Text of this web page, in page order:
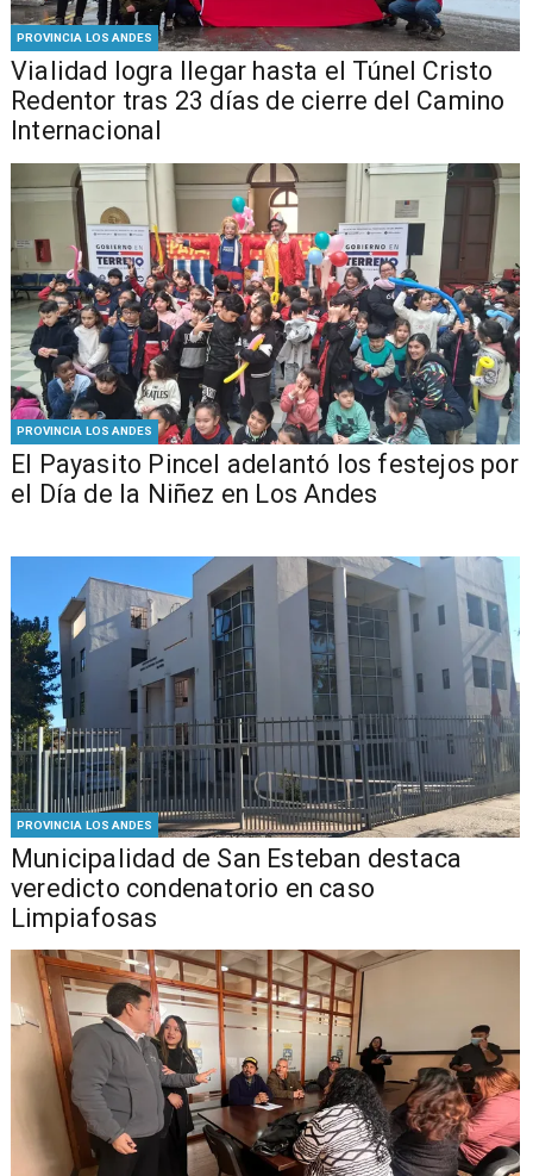
PROVINCIA LOS ANDES
Vialidad logra llegar hasta el Túnel Cristo
Redentor tras 23 días de cierre del Camino
Internacional
PROVINCIA LOS ANDES
El Payasito Pincel adelantó los festejos por
el Día de la Niñez en Los Andes
PROVINCIA LOS ANDES
Municipalidad de San Esteban destaca
veredicto condenatorio en caso
Limpiafosas